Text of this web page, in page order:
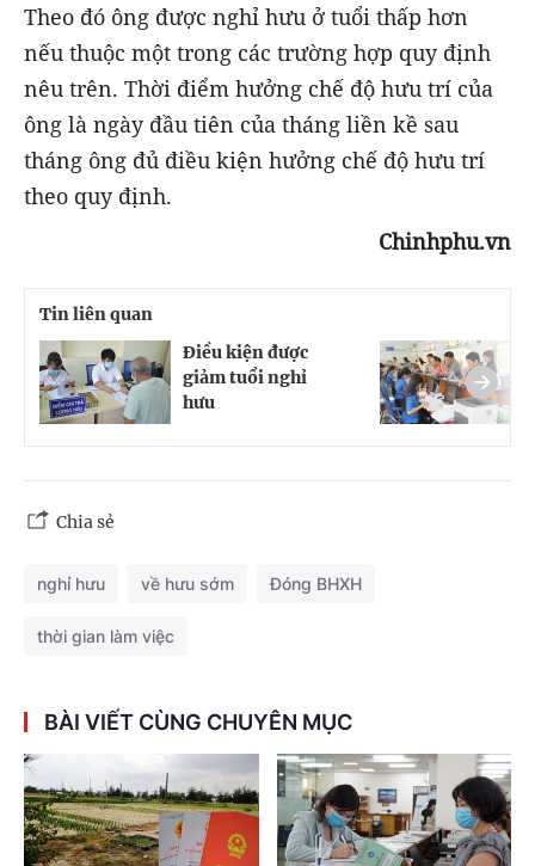
Theo đó ông được nghỉ hưu ở tuổi thấp hơn
nếu thuộc một trong các trường hợp quy định
nêu trên. Thời điểm hưởng chế độ hưu trí của
ông là ngày đầu tiên của tháng liền kề sau
tháng ông đủ điều kiện hưởng chế độ hưu trí
theo quy định.
Chinhphu.vn
Tin liên quan
Điều kiện được
giảm tuổi nghỉ
hưu
Chia sẻ
nghỉ hưu về hưu sớm Đóng BHXH
thời gian làm việc
BÀI VIẾT CÙNG CHUYÊN MỤC